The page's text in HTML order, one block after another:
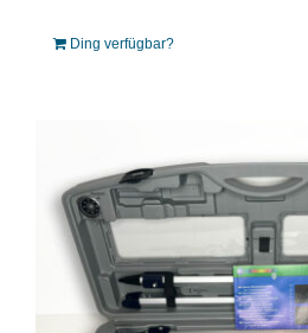
Ding verfügbar?